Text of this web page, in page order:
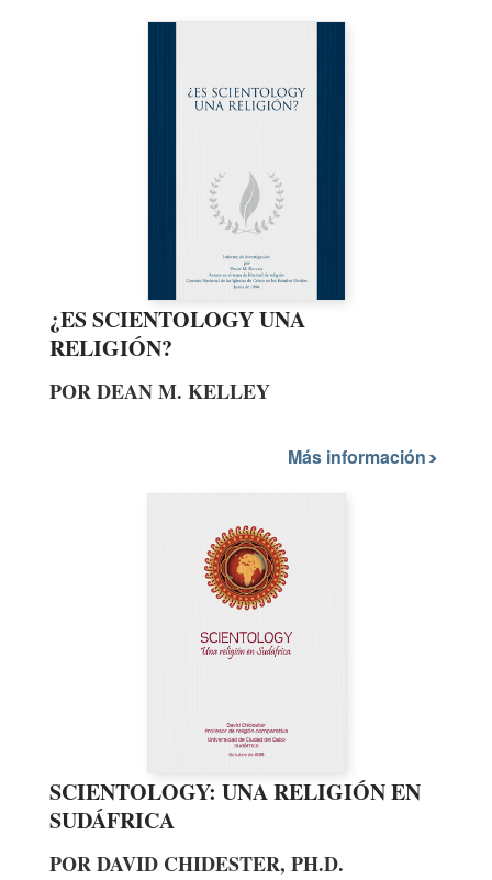
¿ES SCIENTOLOGY UNA
RELIGIÓN?
POR DEAN M. KELLEY
Más información
SCIENTOLOGY: UNA RELIGIÓN EN
SUDÁFRICA
POR DAVID CHIDESTER, PH.D.